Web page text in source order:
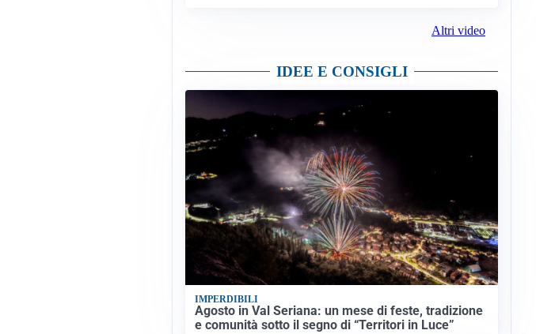
Altri video
IDEE E CONSIGLI
IMPERDIBILI
Agosto in Val Seriana: un mese di feste, tradizione
e comunità sotto il segno di “Territori in Luce”